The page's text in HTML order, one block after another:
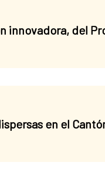
del
en el